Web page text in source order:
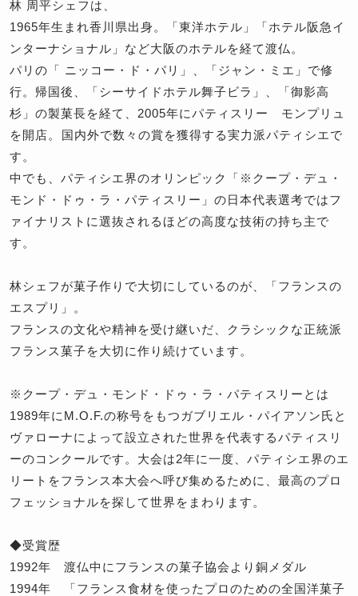
林 周平シェフは、
1965年生まれ香川県出身。「東洋ホテル」「ホテル阪急イ
ンターナショナル」など大阪のホテルを経て渡仏。
パリの「 ニッコー・ド・パリ」、「ジャン・ミエ」で修
行。帰国後、「シーサイドホテル舞子ビラ」、「御影高
杉」の製菓長を経て、2005年にパティスリー モンプリュ
を開店。 国内外で数々の賞を獲得する実力派パティシエで
す。
中でも、パティシエ界のオリンピック「※クープ・デュ・
モンド・ドゥ・ラ・パティスリー」の日本代表選考ではフ
ァイナリストに選抜されるほどの高度な技術の持ち主で
す。
林シェフが菓子作りで大切にしているのが、「フランスの
エスプリ」。
フランスの文化や精神を受け継いだ、クラシックな正統派
フランス菓子を大切に作り続けています。
※クープ・デュ・モンド・ドゥ・ラ・パティスリーとは
1989年にM.O.F.の称号をもつガブリエル・パイアソン氏と
ヴァローナによって設立された世界を代表するパティスリ
ーのコンクールです。大会は2年に一度、パティシエ界のエ
リートをフランス本大会へ呼び集めるために、最高のプロ
フェッショナルを探して世界をまわります。
◆受賞歴
1992年 渡仏中にフランスの菓子協会より銅メダル
1994年 「フランス食材を使ったプロのための全国洋菓子